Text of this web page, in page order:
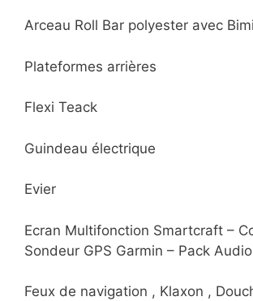
Arceau Roll Bar polyester avec
Plateformes arrières
Flexi Teack
Guindeau électrique
Evier
Ecran Multifonction Smartcraft –
Sondeur GPS Garmin – Pack
Feux de navigation , Klaxon ,